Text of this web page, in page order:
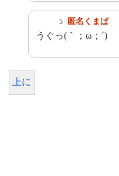
5 匿名くまぱ
うぐっ(｀；ω；´)
上に